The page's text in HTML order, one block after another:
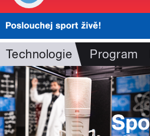
Technologie Program